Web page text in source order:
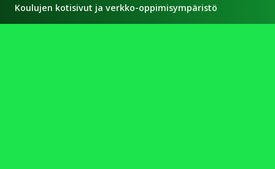
Koulujen kotisivut ja verkko-oppimisympäristö